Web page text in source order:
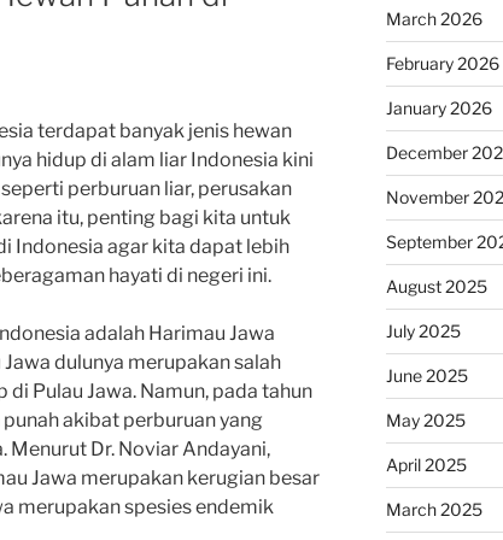
terdapat banyak jenis hewan
hidup di alam liar Indonesia kini
perburuan liar, perusakan
itu, penting bagi kita untuk
Indonesia agar kita dapat lebih
hayati di negeri ini.
adalah Harimau Jawa
dulunya merupakan salah
Pulau Jawa. Namun, pada tahun
akibat perburuan yang
Menurut Dr. Noviar Andayani,
Jawa merupakan kerugian besar
merupakan spesies endemik
March 2026
February 2026
January 2026
December
November
September
August 2025
July 2025
June 2025
May 2025
April 2025
March 2025